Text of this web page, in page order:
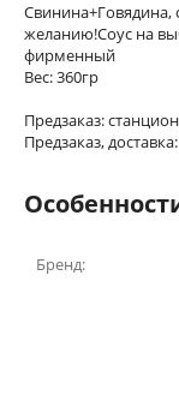
Свинина+Говядина,
желанию!Соус на
фирменный
Вес: 360гр
Предзаказ:
Предзаказ,
Бренд: